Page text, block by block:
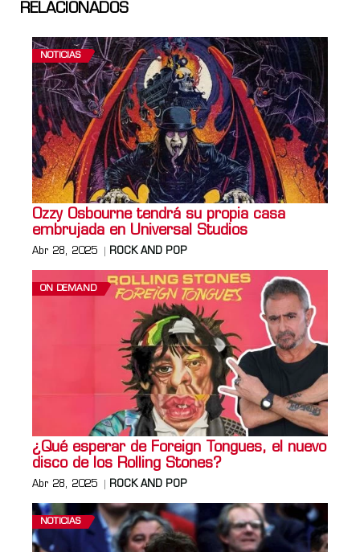
RELACIONADOS
NOTICIAS
Ozzy Osbourne tendrá su propia casa
embrujada en Universal Studios
Abr 28, 2025 ROCK AND POP
ON DEMAND
¿Qué esperar de Foreign Tongues, el nuevo
disco de los Rolling Stones?
Abr 28, 2025 ROCK AND POP
NOTICIAS